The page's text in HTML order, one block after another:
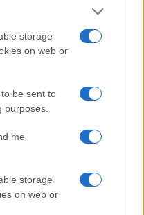
storage
on web or
be sent to
purposes.
me
storage
on web or